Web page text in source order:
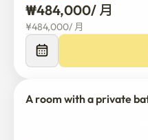
说，交通非常便利。
我们正努力创造一个最优
所有房间都是共用的。
- 厨房:冰箱、净水器、感
₩484,000/ 月
¥484,000/ 月
A room with a private